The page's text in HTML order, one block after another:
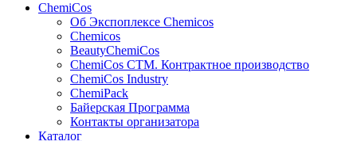
ChemiCos
Об Экспоплексе Chemicos
Chemicos
BeautyChemiCos
ChemiCos СТМ. Контрактное производство
ChemiCos Industry
ChemiPack
Байерская Программа
Контакты организатора
Каталог